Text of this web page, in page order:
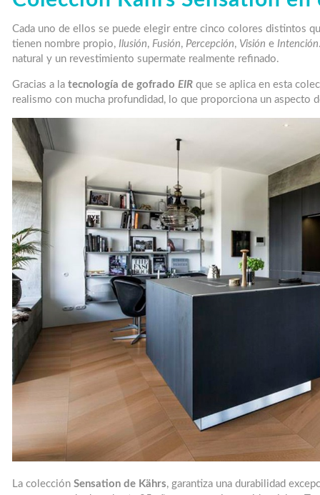
Cada uno de ellos se puede elegir entre cinco colores distintos
tienen nombre propio,Ilusión,Fusión,Percepción, Visión eIntención
natural y un revestimiento supermate realmente refinado.
Gracias a latecnología de gofradoEIR que se aplica en esta
realismo con mucha profundidad, lo que proporciona un aspecto
La colecciónSensation de Kährs, garantiza una durabilidad